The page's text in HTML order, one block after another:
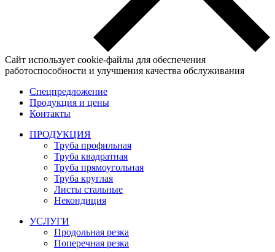
Сайт использует cookie-файлы для обеспечения
работоспособности и улучшения качества обслуживания
Спецпредложение
Продукция и цены
Контакты
ПРОДУКЦИЯ
Труба профильная
Труба квадратная
Труба прямоугольная
Труба круглая
Листы стальные
Некондиция
УСЛУГИ
Продольная резка
Поперечная резка